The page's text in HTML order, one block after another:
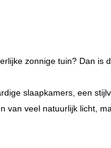
zonnige tuin? Dan is
slaapkamers, een
van veel natuurlijk licht,